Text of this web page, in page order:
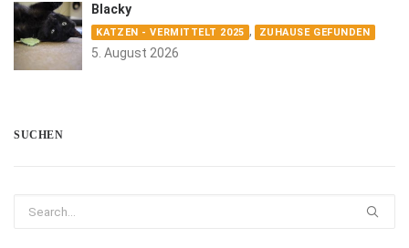
Blacky
KATZEN - VERMITTELT 2025 , ZUHAUSE GEFUNDEN
5. August 2026
SUCHEN